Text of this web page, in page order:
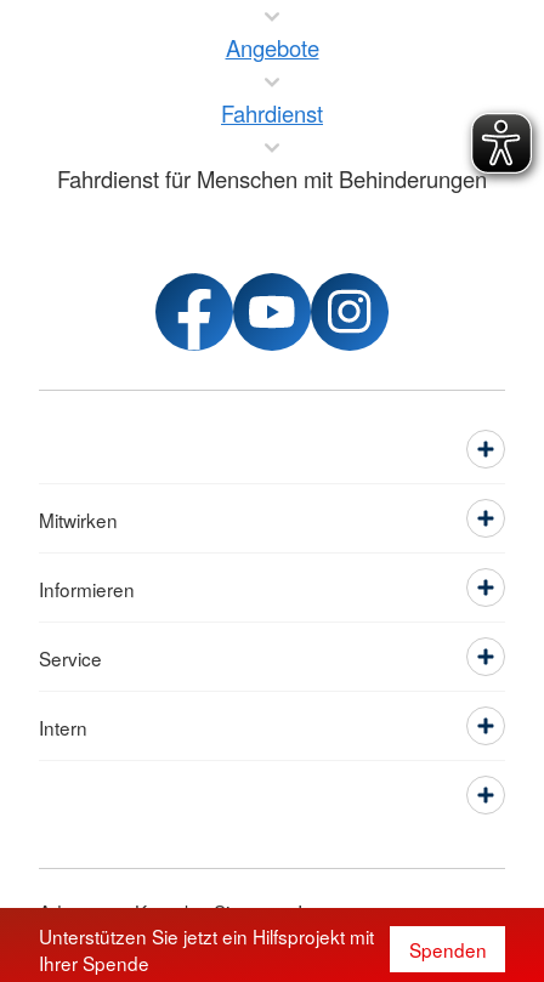
Unterstützen Sie jetzt ein Hilfsprojekt mit
Ihrer Spende
Spenden
Angebote
Fahrdienst
Fahrdienst für Menschen mit Behinderungen
Mitwirken
Informieren
Service
Intern
Adressen Kontakt Sitemap Impressum
Datenschutz © 2026 DRK Kreisverband Bielefeld e.V.